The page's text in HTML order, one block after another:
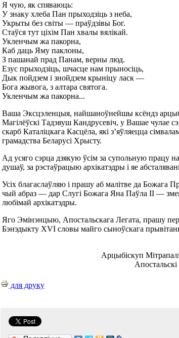
Я чую, як спяваюць:
У знаку хлеба Пан прыходзіць з неба,
Укрыты без світы — праўдзівы Бог.
Стаўся тут ціхім Пан хвалы вялікай.
Укленчым жа пакорна,
Каб даць Яму паклоны,
З пашанай прад Панам, верны люд.
Езус прыходзіць, шчасце нам прыносіць,
Дык пойдзем і знойдзем крыніцу ласк —
Бога жывога, з алтара святога.
Укленчым жа пакорна...
Ваша Эксцэленцыя, найшаноўнейшы ксёндз
Магілёўскі Тадэвуш Кандрусевіч, у Вашае чулае
скарб Каталіцкага Касцёла, які з’яўляецца
грамадства Беларусі Хрысту.
Ад усяго сэрца дзякую ўсім за супольную працу
душаў, за рэстаўрацыю архікатэдры і яе
Усіх благаслаўляю і прашу аб малітве да Божага
чый абраз — дар Слугі Божага Яна Паўла ІІ —
любімай архікатэдры.
Яго Эмінэнцыю, Апостальскага Легата, прашу
Бэнэдыкту XVI словы майго сыноўскага
Арцыбіскуп
для друку